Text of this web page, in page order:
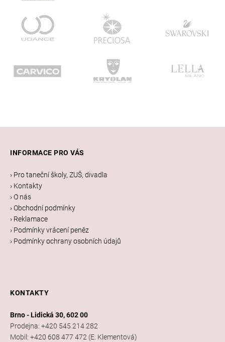
INFORMACE PRO VÁS
› Pro taneční školy, ZUŠ, divadla
› Kontakty
› O nás
› Obchodní podmínky
› Reklamace
› Podmínky vrácení peněz
› Podmínky ochrany osobních údajů
KONTAKTY
Brno - Lidická 30, 602 00
Prodejna: +420 545 214 282
Mobil: +420 608 477 472 (E. Klementová)